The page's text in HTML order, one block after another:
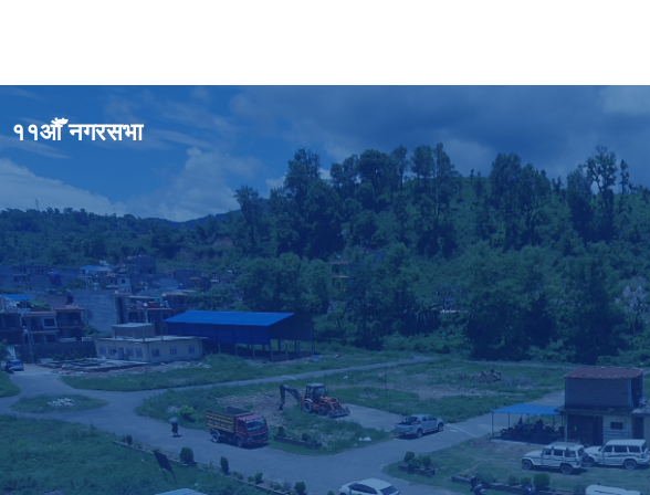
११औँ नगरसभा